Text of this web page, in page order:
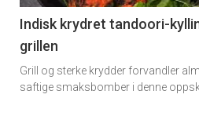
Indisk krydret tandoori-
grillen
Grill og sterke krydder forvandler
saftige smaksbomber i denne